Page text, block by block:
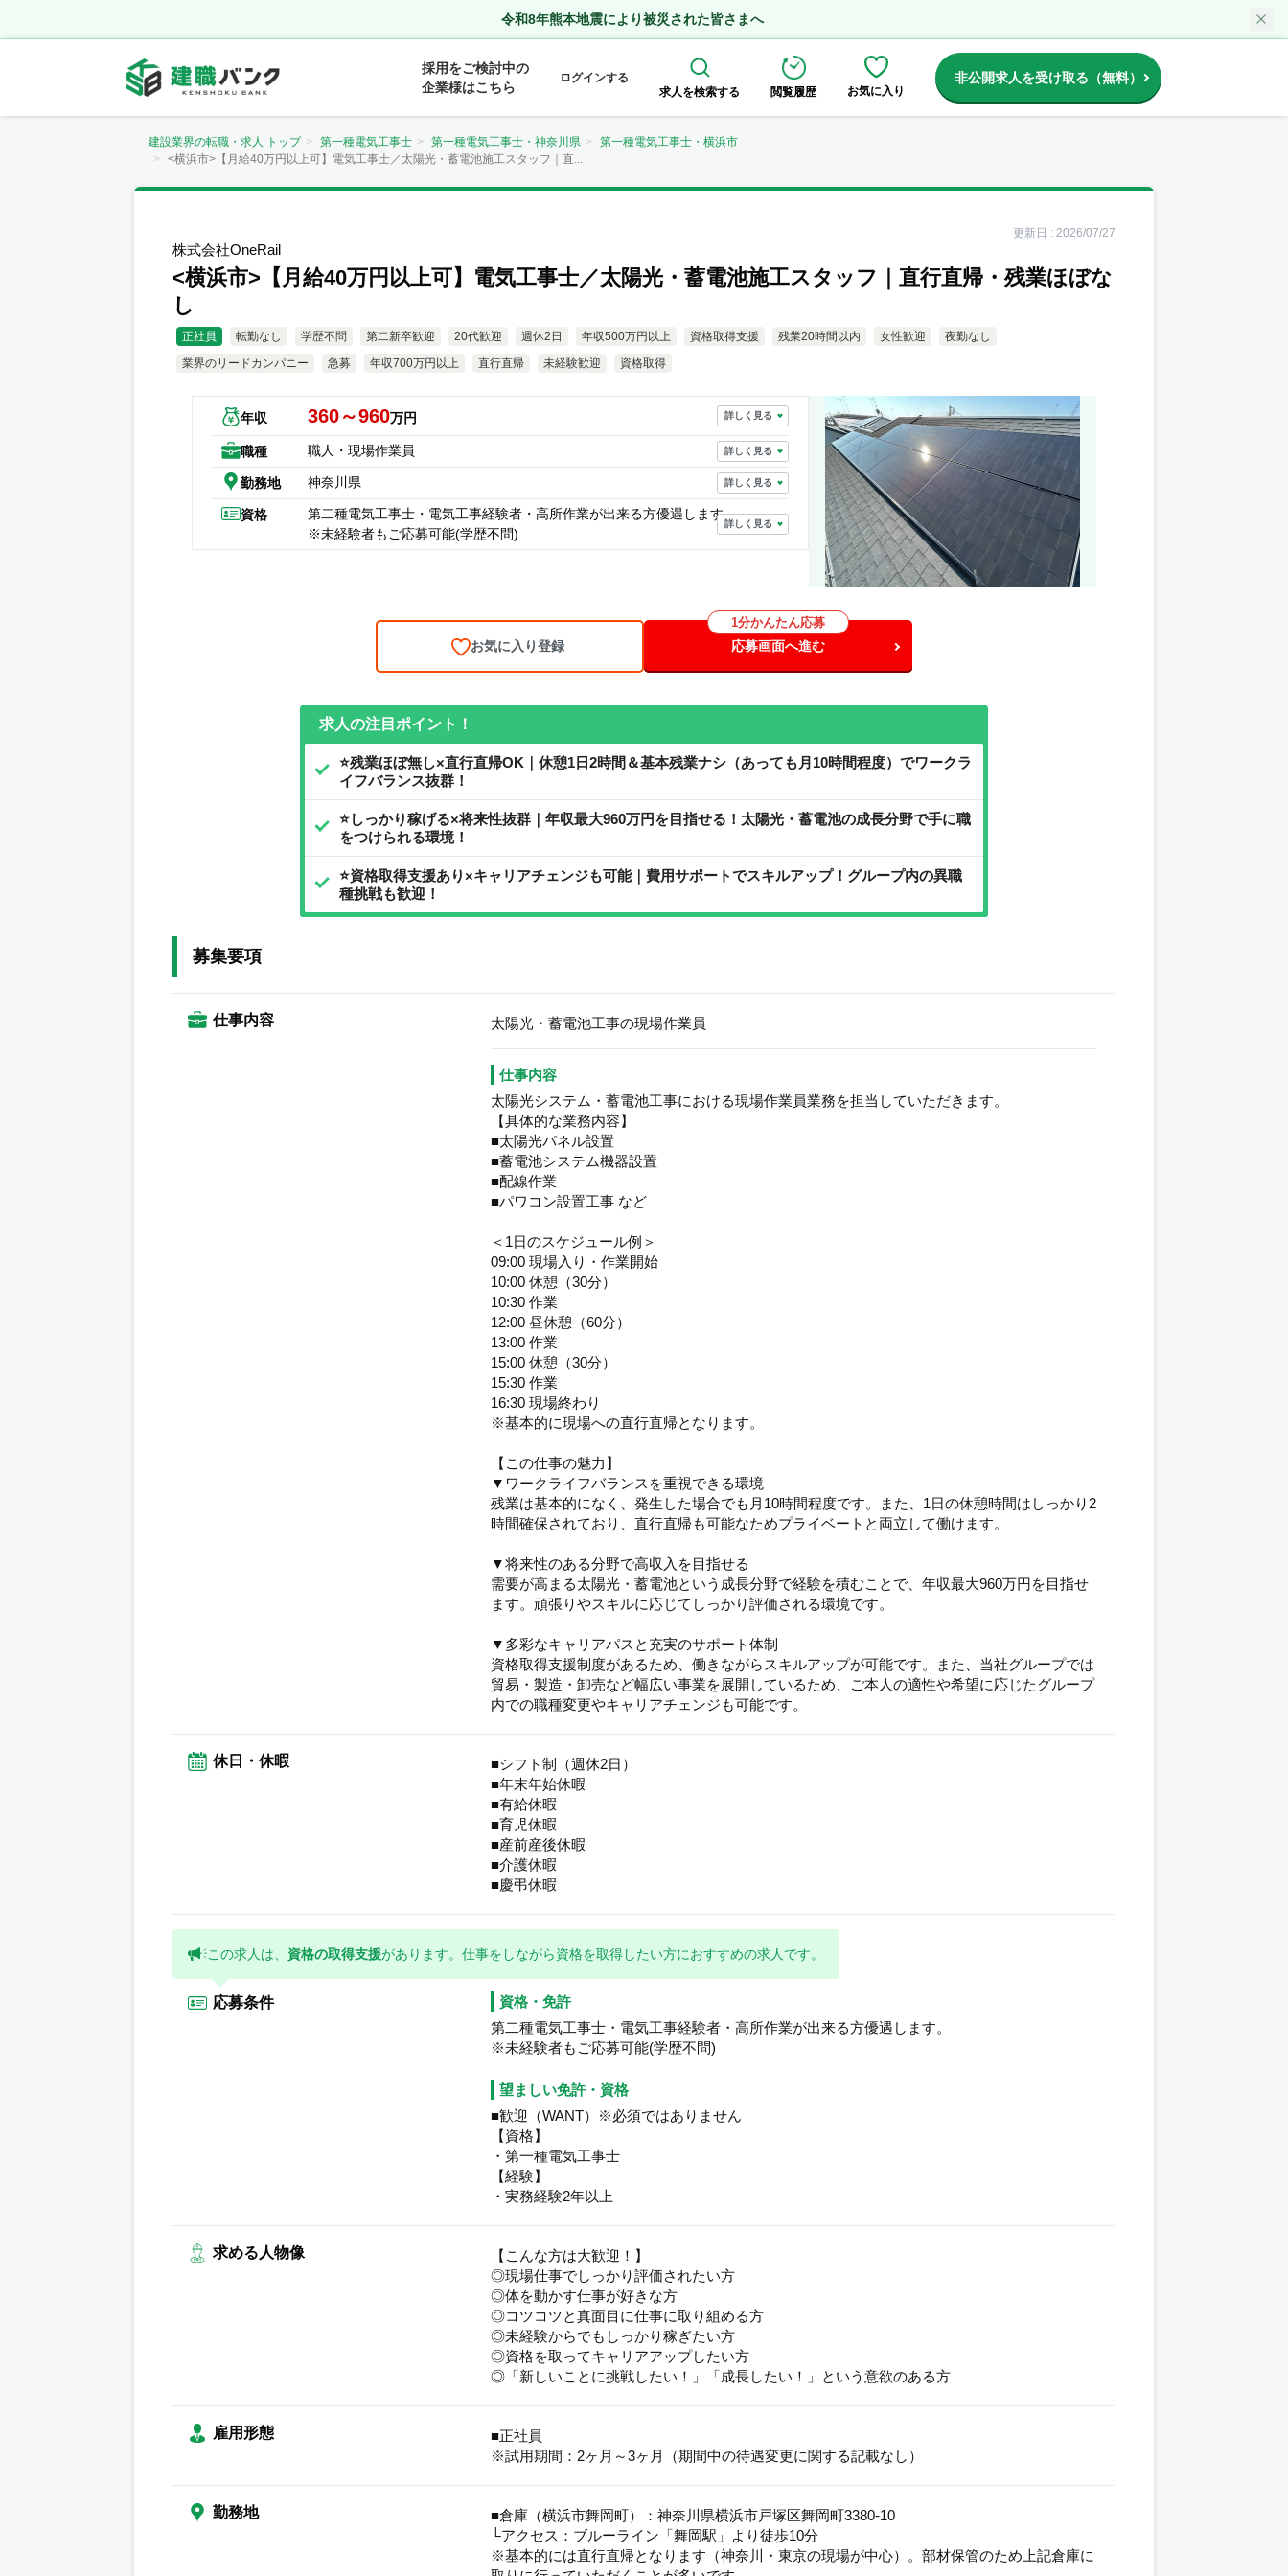
令和8年熊本地震により被災された皆さまへ
採用をご検討中の
企業様はこちら
ログインする
求人を検索する
閲覧履歴 お気に入り
非公開求人を受け取る（無料）
建設業界の転職・求人 トップ 第一種電気工事士 第一種電気工事士・神奈川県
第一種電気工事士・横浜市
<横浜市>【月給40万円以上可】電気工事士／太陽光・蓄電池施工スタッフ｜直...
更新日 : 2026/07/27
株式会社OneRail
<横浜市>【月給40万円以上可】電気工事士／太陽光・蓄電池施工スタッフ｜直行直帰・残業ほぼな
し
正社員 転勤なし 学歴不問 第二新卒歓迎 20代歓迎 週休2日 年収500万円以上 資格取得支援 残業20時間以内 女性歓迎
夜勤なし
業界のリードカンパニー
急募 年収700万円以上 直行直帰 未経験歓迎 資格取得
年収 360～960万円 詳しく見る
職種 職人・現場作業員 詳しく見る
勤務地 神奈川県 詳しく見る
資格
第二種電気工事士・電気工事経験者・高所作業が出来る方優遇します。
※未経験者もご応募可能(学歴不問)
詳しく見る
お気に入り登録 応募画面へ進む
1分かんたん応募
求人の注目ポイント！
⭐残業ほぼ無し×直行直帰OK｜休憩1日2時間＆基本残業ナシ（あっても月10時間程度）でワークラ
イフバランス抜群！
⭐しっかり稼げる×将来性抜群｜年収最大960万円を目指せる！太陽光・蓄電池の成長分野で手に職
をつけられる環境！
⭐資格取得支援あり×キャリアチェンジも可能｜費用サポートでスキルアップ！グループ内の異職
種挑戦も歓迎！
募集要項
仕事内容 太陽光・蓄電池工事の現場作業員
仕事内容
太陽光システム・蓄電池工事における現場作業員業務を担当していただきます。
【具体的な業務内容】
■太陽光パネル設置
■蓄電池システム機器設置
■配線作業
■パワコン設置工事 など
＜1日のスケジュール例＞
09:00 現場入り・作業開始
10:00 休憩（30分）
10:30 作業
12:00 昼休憩（60分）
13:00 作業
15:00 休憩（30分）
15:30 作業
16:30 現場終わり
※基本的に現場への直行直帰となります。
【この仕事の魅力】
▼ワークライフバランスを重視できる環境
残業は基本的になく、発生した場合でも月10時間程度です。また、1日の休憩時間はしっかり2
時間確保されており、直行直帰も可能なためプライベートと両立して働けます。
▼将来性のある分野で高収入を目指せる
需要が高まる太陽光・蓄電池という成長分野で経験を積むことで、年収最大960万円を目指せ
ます。頑張りやスキルに応じてしっかり評価される環境です。
▼多彩なキャリアパスと充実のサポート体制
資格取得支援制度があるため、働きながらスキルアップが可能です。また、当社グループでは
貿易・製造・卸売など幅広い事業を展開しているため、ご本人の適性や希望に応じたグループ
内での職種変更やキャリアチェンジも可能です。
休日・休暇
■シフト制（週休2日）
■年末年始休暇
■有給休暇
■育児休暇
■産前産後休暇
■介護休暇
■慶弔休暇
この求人は、 資格の取得支援があります。仕事をしながら資格を取得したい方におすすめの求人です。
応募条件
資格・免許
第二種電気工事士・電気工事経験者・高所作業が出来る方優遇します。
※未経験者もご応募可能(学歴不問)
望ましい免許・資格
■歓迎（WANT）※必須ではありません
【資格】
・第一種電気工事士
【経験】
・実務経験2年以上
求める人物像
【こんな方は大歓迎！】
◎現場仕事でしっかり評価されたい方
◎体を動かす仕事が好きな方
◎コツコツと真面目に仕事に取り組める方
◎未経験からでもしっかり稼ぎたい方
◎資格を取ってキャリアアップしたい方
◎「新しいことに挑戦したい！」「成長したい！」という意欲のある方
雇用形態
■正社員
※試用期間：2ヶ月～3ヶ月（期間中の待遇変更に関する記載なし）
勤務地
■倉庫（横浜市舞岡町）：神奈川県横浜市戸塚区舞岡町3380-10
└アクセス：ブルーライン「舞岡駅」より徒歩10分
※基本的には直行直帰となります（神奈川・東京の現場が中心）。部材保管のため上記倉庫に